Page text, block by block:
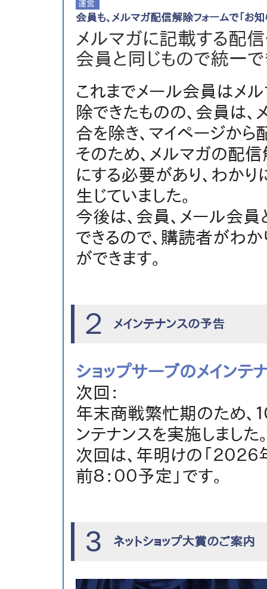
会員も、メルマガ配信解除フォームで「お
メルマガに記載する配
会員と同じもので統一で
これまでメール会員はメ
除できたものの、会員は
合を除き、マイページから
そのため、メルマガの配
にする必要があり、わか
生じていました。
今後は、会員、メール会
できるので、購読者がわ
ができます。
２ メインテナンスの予告
ショップサーブのメインテ
次回：
年末商戦繁忙期のため、１
ンテナンスを実施しました
次回は、年明けの「２０２６
前８：００予定」です。
3 ネットショップ大賞のご案内